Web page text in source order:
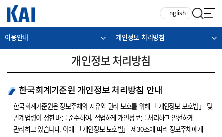
English
이용안내 개인정보 처리방침
개인정보 처리방침
한국회계기준원 개인정보 처리방침 안내
한국회계기준원은 정보주체의 자유와 권리 보호를 위해 「개인정보 보호법」 및
관계법령이 정한 바를 준수하여, 적법하게 개인정보를 처리하고 안전하게
관리하고 있습니다. 이에 「개인정보 보호법」 제30조에 따라 정보주체에게